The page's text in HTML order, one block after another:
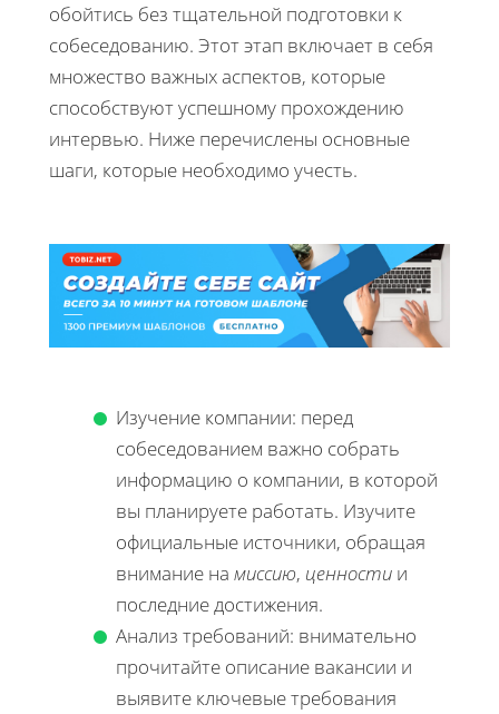
обойтись без тщательной подготовки к
собеседованию. Этот этап включает в себя
множество важных аспектов, которые
способствуют успешному прохождению
интервью. Ниже перечислены основные
шаги, которые необходимо учесть.
Изучение компании: перед
собеседованием важно собрать
информацию о компании, в которой
вы планируете работать. Изучите
официальные источники, обращая
внимание на миссию, ценности и
последние достижения.
Анализ требований: внимательно
прочитайте описание вакансии и
выявите ключевые требования